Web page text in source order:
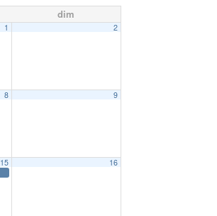
dim
1 2
8 9
18:00
15 16